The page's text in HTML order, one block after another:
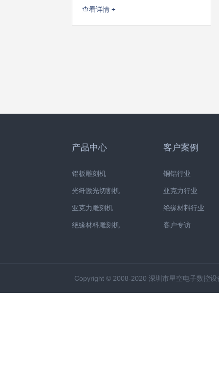
查看详情 +
产品中心
铝板雕刻机
光纤激光切割机
亚克力雕刻机
绝缘材料雕刻机
客户案例
铜铝行业
亚克力行业
绝缘材料行业
客户专访
Copyright © 2008-2020 深圳市星空电子数控设